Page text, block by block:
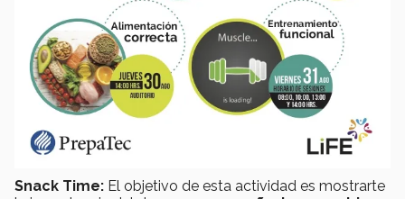
Snack Time: El objetivo de esta actividad es mostrarte